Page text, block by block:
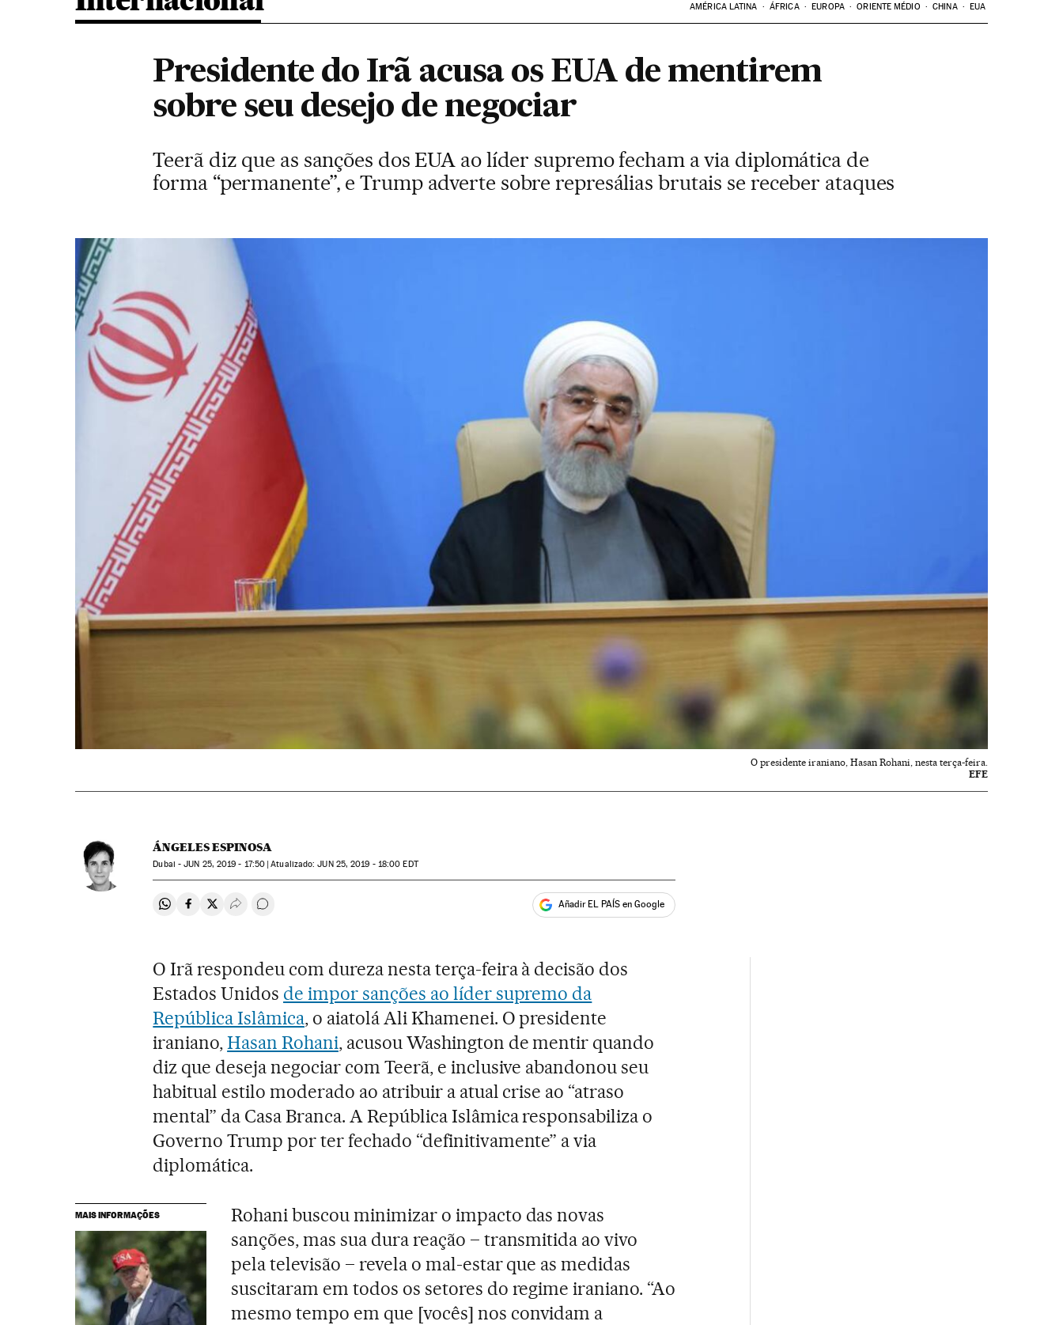
AMÉRICA LATINA ÁFRICA EUROPA ORIENTE MÉDIO CHINA EUA
Presidente do Irã acusa os EUA de mentirem
sobre seu desejo de negociar
Teerã diz que as sanções dos EUA ao líder supremo fecham a via diplomática de
forma “permanente”, e Trump adverte sobre represálias brutais se receber ataques
O presidente iraniano, Hasan Rohani, nesta terça-feira.
EFE
ÁNGELES ESPINOSA
Dubai -JUN 25, 2019 - 17:50 atualizado: JUN25, 2019 - 18:00 EDT
Compartir en Whatsapp
Compartir en Facebook
Compartir en Twitter
Desplegar Redes Sociales
Comentários Añadir EL PAÍS en Google
O Irã respondeu com dureza nesta terça-feira à decisão dos
Estados Unidos de impor sanções ao líder supremo da
República Islâmica, o aiatolá Ali Khamenei. O presidente
iraniano,Hasan Rohani, acusou Washington de mentir quando
diz que deseja negociar com Teerã, e inclusive abandonou seu
habitual estilo moderado ao atribuir a atual crise ao “atraso
mental” da Casa Branca. A República Islâmica responsabiliza o
Governo Trump por ter fechado “definitivamente” a via
diplomática.
MAIS INFORMAÇÕES
Rohani buscou minimizar o impacto das novas
sanções, mas sua dura reação – transmitida ao vivo
pela televisão – revela o mal-estar que as medidas
suscitaram em todos os setores do regime iraniano. “Ao
mesmo tempo em que [vocês] nos convidam a